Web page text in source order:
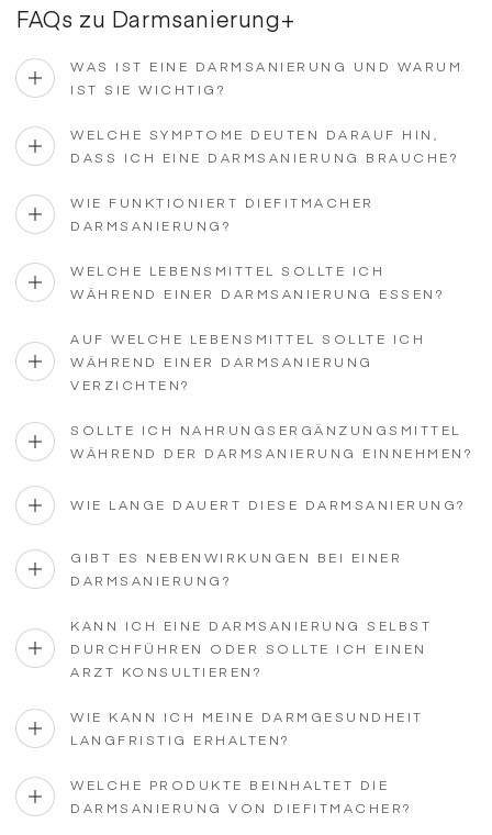
FAQs zu Darmsanierung+
WAS IST EINE DARMSANIERUNG UND WARUM
IST SIE WICHTIG?
WELCHE SYMPTOME DEUTEN DARAUF HIN,
DASS ICH EINE DARMSANIERUNG BRAUCHE?
WIE FUNKTIONIERT DIEFITMACHER
DARMSANIERUNG?
WELCHE LEBENSMITTEL SOLLTE ICH
WÄHREND EINER DARMSANIERUNG ESSEN?
AUF WELCHE LEBENSMITTEL SOLLTE ICH
WÄHREND EINER DARMSANIERUNG
VERZICHTEN?
SOLLTE ICH NAHRUNGSERGÄNZUNGSMITTEL
WÄHREND DER DARMSANIERUNG EINNEHMEN?
WIE LANGE DAUERT DIESE DARMSANIERUNG?
GIBT ES NEBENWIRKUNGEN BEI EINER
DARMSANIERUNG?
KANN ICH EINE DARMSANIERUNG SELBST
DURCHFÜHREN ODER SOLLTE ICH EINEN
ARZT KONSULTIEREN?
WIE KANN ICH MEINE DARMGESUNDHEIT
LANGFRISTIG ERHALTEN?
WELCHE PRODUKTE BEINHALTET DIE
DARMSANIERUNG VON DIEFITMACHER?